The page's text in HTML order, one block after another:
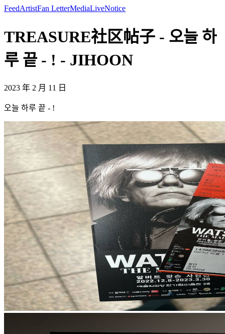
FeedArtistFan LetterMediaLiveNotice
TREASURE社区帖子 - 오늘 하
루 끝 - ! - JIHOON
2023 年 2 月 11 日
오늘 하루 끝 - !